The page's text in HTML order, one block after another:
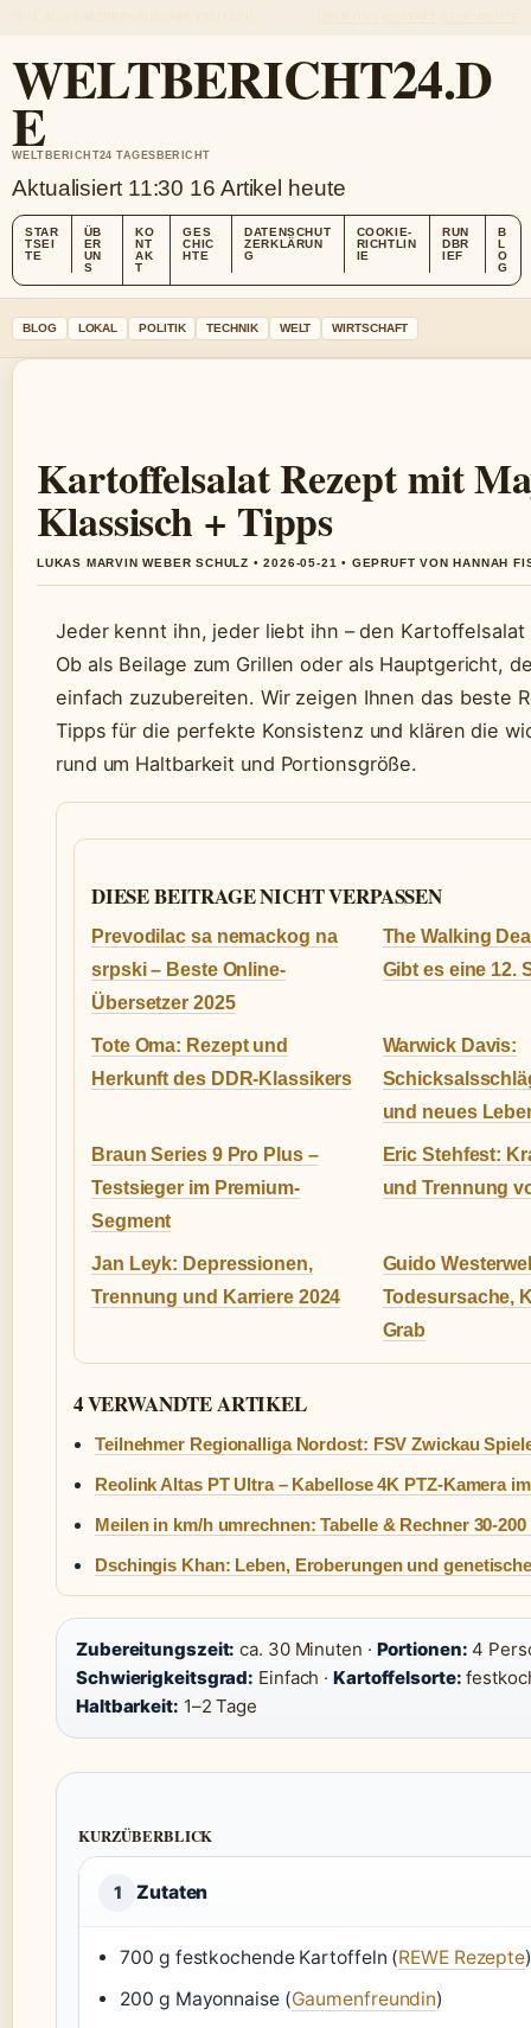
WELTBERICHT24.D
E
WELTBERICHT24 TAGESBERICHT
Aktualisiert 11:30 16 Artikel heute
STAR
TSEI
TE
ÜB
ER
UN
S
KO
NT
AK
T
GES
CHIC
HTE
DATENSCHUT
ZERKLÄRUN
G
COOKIE-
RICHTLIN
IE
RUN
DBR
IEF
B
L
O
G
BLOG LOKAL POLITIK TECHNIK WELT WIRTSCHAFT
Kartoffelsalat Rezept mit
Klassisch + Tipps
LUKAS MARVIN WEBER SCHULZ • 2026-05-21 • GEPRUFT VON HANNAH
Jeder kennt ihn, jeder liebt ihn – den Kartoffelsalat
Ob als Beilage zum Grillen oder als Hauptgericht,
einfach zuzubereiten. Wir zeigen Ihnen das beste
Tipps für die perfekte Konsistenz und klären die
rund um Haltbarkeit und Portionsgröße.
DIESE BEITRAGE NICHT VERPASSEN
Prevodilac sa nemackog na
srpski – Beste Online-
Übersetzer 2025
The Walking
Gibt es eine 12.
Tote Oma: Rezept und
Herkunft des DDR-Klassikers
Warwick Davis:
und neues
Braun Series 9 Pro Plus –
Testsieger im Premium-
Segment
Eric Stehfest:
und Trennung
Jan Leyk: Depressionen,
Trennung und Karriere 2024
Guido
Todesursache,
Grab
4 VERWANDTE ARTIKEL
Teilnehmer Regionalliga Nordost: FSV Zwickau
Reolink Altas PT Ultra – Kabellose 4K PTZ-Kamera
Meilen in km/h umrechnen: Tabelle & Rechner 30-
Dschingis Khan: Leben, Eroberungen und
Zubereitungszeit: ca. 30 Minuten · Portionen: 4
Schwierigkeitsgrad: Einfach ·Kartoffelsorte:
Haltbarkeit: 1–2 Tage
KURZÜBERBLICK
1 Zutaten
700 g festkochende Kartoffeln (REWE Rezepte
200 g Mayonnaise (Gaumenfreundin)